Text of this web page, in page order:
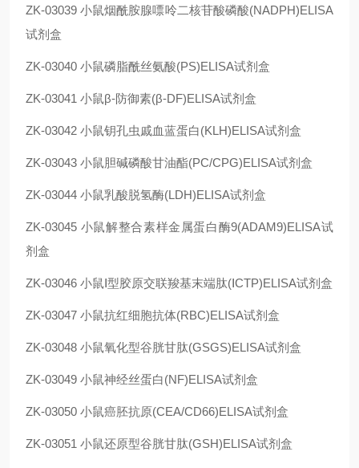
ZK-03039 小鼠烟酰胺腺嘌呤二核苷酸磷酸(NADPH)ELISA
试剂盒
ZK-03040 小鼠磷脂酰丝氨酸(PS)ELISA试剂盒
ZK-03041 小鼠β-防御素(β-DF)ELISA试剂盒
ZK-03042 小鼠钥孔虫戚血蓝蛋白(KLH)ELISA试剂盒
ZK-03043 小鼠胆碱磷酸甘油酯(PC/CPG)ELISA试剂盒
ZK-03044 小鼠乳酸脱氢酶(LDH)ELISA试剂盒
ZK-03045 小鼠解整合素样金属蛋白酶9(ADAM9)ELISA试
剂盒
ZK-03046 小鼠Ⅰ型胶原交联羧基末端肽(ⅠCTP)ELISA试剂盒
ZK-03047 小鼠抗红细胞抗体(RBC)ELISA试剂盒
ZK-03048 小鼠氧化型谷胱甘肽(GSGS)ELISA试剂盒
ZK-03049 小鼠神经丝蛋白(NF)ELISA试剂盒
ZK-03050 小鼠癌胚抗原(CEA/CD66)ELISA试剂盒
ZK-03051 小鼠还原型谷胱甘肽(GSH)ELISA试剂盒